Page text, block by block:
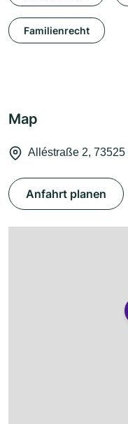
Familienrecht
Map
Alléstraße 2,
Anfahrt planen